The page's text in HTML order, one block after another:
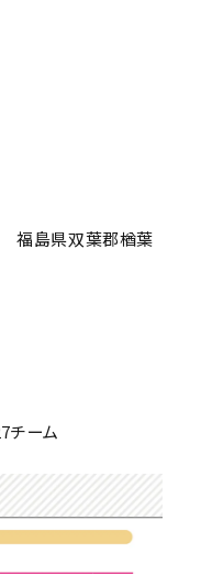
福島県双葉郡楢葉
チーム